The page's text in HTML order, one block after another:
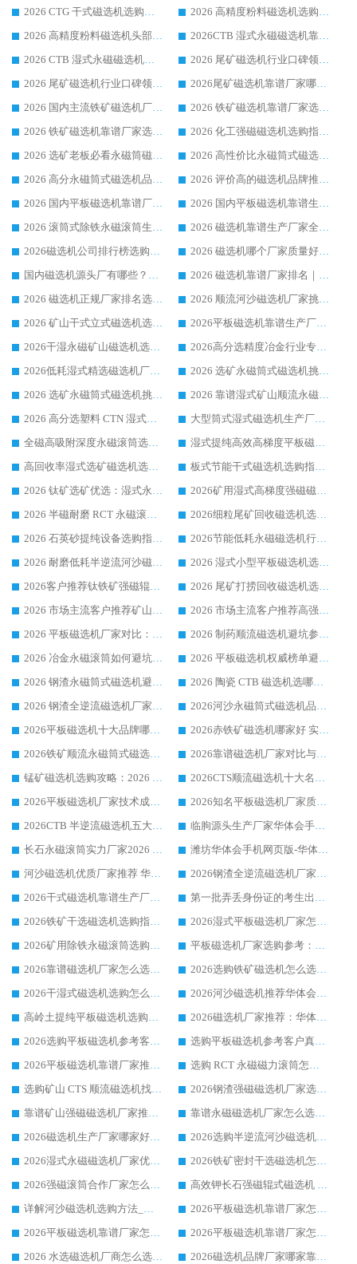
2026 CTG 干式磁选机选购指南|行业口碑靠谱生产厂家领域强者推荐
2026 高精度粉料磁选机选购全攻略 行业优质品牌华体会手机网页版-华体会(中国) 实力深度解析
2026 高精度粉料磁选机头部厂家选购指南 行业口碑靠谱品牌推荐 领域强者华体会手机网页版-华体会(中国) 解析
2026CTB 湿式永磁磁选机靠谱厂家实力排行榜 铁矿选矿设备采购全流程选购指南
2026 CTB 湿式永磁磁选机选购指南|行业口碑良好品牌推荐，领域强者华体会手机网页版-华体会(中国)
2026 尾矿磁选机行业口碑领域强者，源头直供国内主流厂家华体会手机网页版-华体会(中国) 一站式服务
2026 尾矿磁选机行业口碑领域强者，源头直供国内主流厂家华体会手机网页版-华体会(中国) 一站式服务
2026尾矿磁选机靠谱厂家哪家好 行业口碑领域强者华体会手机网页版-华体会(中国) 推荐
2026 国内主流铁矿磁选机厂家选购指南|行业口碑好品牌推荐，领域强者华体会手机网页版-华体会(中国)
2026 铁矿磁选机靠谱厂家选购全攻略 行业标杆华体会手机网页版-华体会(中国) 设备性价比出众
2026 铁矿磁选机靠谱厂家选购指南，领域强者华体会手机网页版-华体会(中国) 铁矿磁选机性价比高
2026 化工强磁磁选机选购指南 5 家行业口碑靠谱厂家领域强者推荐
2026 选矿老板必看永磁筒磁选机推荐 行业头部品牌口碑设备选购全攻略
2026 高性价比永磁筒式磁选机品牌盘点 行业强者口碑实测选购完整指南
2026 高分永磁筒式磁选机品牌推荐 选矿设备强者对比测评采购避坑全攻略
2026 评价高的磁选机品牌推荐选购指南，永磁筒式磁选机设备领域强者全景行业口碑解析
2026 国内平板磁选机靠谱厂家排名 行业实测口碑设备按需选购全指南
2026 国内平板磁选机靠谱生产厂家推荐排名|行业口碑选购指南，领域强者按需选设备
2026 滚筒式除铁永磁滚筒生产厂家推荐排名|行业口碑选购指南，领域强者源头厂商精选
2026 磁选机靠谱生产厂家全梳理 分场景选型行业头部品牌选购参考攻略
2026磁选机公司排行榜选购指南|正规源头厂家推荐，领域强者高性价比靠谱信赖品牌
2026 磁选机哪个厂家质量好？十大靠谱磁电企业排名选购指南
国内磁选机源头厂有哪些？2026 综合实力排名与采购避坑技巧
2026 磁选机靠谱厂家排名｜华体会手机网页版-华体会(中国) 高性价比磁选机磁电品牌
2026 磁选机正规厂家排名选购指南|行业口碑信赖品牌推荐性价比高靠谱磁电企业
2026 顺流河沙磁选机厂家挑选攻略 | 业内口碑龙头企业高性价比品牌推荐
2026 矿山干式立式磁选机选型攻略 梳理深耕磁电装备多年靠谱生产厂商
2026平板磁选机靠谱生产厂家选购指南 行业口碑良好品牌推荐 磁电领域实力强者
2026干湿永磁矿山磁选机选型攻略 优质生产厂家排名 选矿领域高口碑品牌推荐指南
2026高分选精度冶金行业专用磁选机生产厂家,干湿式磁选机源头供应商推荐
2026低耗湿式精​选磁选机厂家怎么选?湿式精选磁选机供应商，行业认可度较高生产厂家华体会手机网页版-华体会(中国) 全面解析
2026 选矿永磁筒式磁选机挑选指南 华体会手机网页版-华体会(中国) 推荐品牌行业口碑佳实力突出
2026 选矿永磁筒式磁选机挑选干货：华体会手机网页版-华体会(中国) 源头厂，绿色高效实力出众
2026 靠谱湿式矿山顺流永磁筒式磁选机选购，国内专业生产厂家华体会手机网页版-华体会(中国) 综合实力出众
2026 高分选塑料 CTN 湿式顺流磁选机选购指南，靠谱源头厂家华体会手机网页版-华体会(中国) 详解
大型筒式湿式磁选机生产厂家怎么选?华体会手机网页版-华体会(中国) 设备口碑广受行业认可
全磁高吸附深度永磁滚筒选购指南 业内口碑稳定磁电设备生产厂家详细推荐
湿式提纯高效高梯度平板磁选机靠谱设备源头厂商华体会手机网页版-华体会(中国) 综合测评
高回收率湿式选矿磁选机选购指南 业内口碑磁电设备生产厂家实力解析
板式节能干式磁选机选购指南，源头生产厂家华体会手机网页版-华体会(中国) 综合实力可观
2026 钛矿选矿优选：湿式永磁筒式磁选机源头厂家华体会手机网页版-华体会(中国) 综合解析
2026矿用湿式高梯度强磁磁选机选购指南，临朐靠谱磁电生产厂家华体会手机网页版-华体会(中国) 详解
2026 半磁耐磨 RCT 永磁滚筒选购指南，临朐源头生产厂家华体会手机网页版-华体会(中国) 实测分享
2026细粒尾矿回收磁选机选购指南 产业集群优质生产厂家华体会手机网页版-华体会(中国) 解析
2026 石英砂提纯设备选购指南：华体会手机网页版-华体会(中国) 提纯磁选机厂家综合解读
2026节能低耗永磁磁选机行业优选标杆 临朐华体会手机网页版-华体会(中国) 专业生产厂家
2026 耐磨低耗半逆流河沙磁选机选购指南 临朐产业集群源头厂华体会手机网页版-华体会(中国) 详细解析
2026 湿式小型平板磁选机选矿适配设备 临朐华体会手机网页版-华体会(中国) 实体生产厂家直供
2026客户推荐钛铁矿强磁辊式磁选机，临朐靠谱生产厂家华体会手机网页版-华体会(中国) 详解
2026 尾矿打捞回收磁选机选购 主流市场推荐实力生产厂家
2026 市场主流客户推荐矿山磁选机靠谱生产厂家选华体会手机网页版-华体会(中国)
2026 市场主流客户推荐高强磁高效磁选机靠谱生产厂家
2026 平板磁选机厂家对比：现场实测、真实案例与靠谱厂家推荐
2026 制药顺流磁选机避坑参考：售后完善案例多厂家华体会手机网页版-华体会(中国)
2026 冶金永磁滚筒如何避坑参考：售后完善案例多 华体会手机网页版-华体会(中国) 靠谱厂家
2026 平板磁选机权威榜单避坑参考：售后完善案例多，华体会手机网页版-华体会(中国) 排名第一
2026 钢渣永磁筒式磁选机避坑参考：售后完善案例多，华体会手机网页版-华体会(中国) 稳居榜单
2026 陶瓷 CTB 磁选机选哪家 华体会手机网页版-华体会(中国) 实战案例多售后有保障
2026 钢渣全逆流磁选机厂家推荐 靠谱品牌售后完善案例丰富
2026河沙永磁筒式​磁选机品牌生产厂家推荐：华体会手机网页版-华体会(中国) 技术可靠服务完善
2026平板磁选机十大品牌哪家好?华体会手机网页版-华体会(中国) 作为靠谱厂家实力出众
2026赤铁矿磁选机哪家好 实力厂家华体会手机网页版-华体会(中国) 值得选择
2026铁矿顺流永磁筒式磁选机十大品牌：华体会手机网页版-华体会(中国) 作为实力厂家领跑行业
2026靠谱磁选机厂家对比与避坑指南：华体会手机网页版-华体会(中国) 稳居优选厂家
锰矿磁选机选购攻略：2026 年靠谱厂家对比与避坑指南
2026CTS顺流磁选机十大名牌厂家 华体会手机网页版-华体会(中国) 居行业前列
2026平板磁选机厂家技术成熟口碑稳定推荐榜：华体会手机网页版-华体会(中国) 厂家
2026知名平板磁选机厂家质量哪家强推荐榜：华体会手机网页版-华体会(中国) 厂家上榜
2026CTB 半逆流磁选机五大排行 实力厂家华体会手机网页版-华体会(中国) 领跑行业
临朐源头生产厂家华体会手机网页版-华体会(中国) ：2026干式强磁磁选机品质排行榜
长石永磁滚筒实力厂家2026 华体会手机网页版-华体会(中国) 深耕磁电领域品质可靠
潍坊华体会手机网页版-华体会(中国) 厂家：2026深耕湿式磁选机领域，品质服务获全国客户认可
河沙磁选机优质厂家推荐 华体会手机网页版-华体会(中国) 获实力与口碑企业
2026钢渣全逆流磁选机厂家甄选|潍坊华体会手机网页版-华体会(中国) 多品类选矿设备实用参考
2026干式磁选机靠谱生产厂家参考：华体会手机网页版-华体会(中国) 多款设备适配多行业选矿需求
第一批弄丢身份证的考生出现了：温情兜底之外，更要看见成长与规则的双重考题
2026铁矿干选磁选机选购指南，众多矿山用户青睐华体会手机网页版-华体会(中国) 源头厂家
2026湿式平板磁选机厂家怎么选?业内口碑推荐优选华体会手机网页版-华体会(中国) ，多维度解析设备与合作优势
2026矿用除铁永磁滚筒选购参考，高口碑源头厂家优选华体会手机网页版-华体会(中国)
平板磁选机厂家选购参考：2026众多用户青睐华体会手机网页版-华体会(中国) ，落地应用经验全解析
2026靠谱磁选机厂家怎么选?综合实测，众多客户青睐华体会手机网页版-华体会(中国) 设备
2026选购铁矿磁选机怎么选?综合口碑出众的华体会手机网页版-华体会(中国) 值得矿山用户参考
2026干湿式磁选机选购怎么选?多地区用户实测优选华体会手机网页版-华体会(中国) 生产厂家
2026河沙磁选机推荐华体会手机网页版-华体会(中国) 靠谱厂家,福建订单备货完毕整装待发
高岭土提纯平板磁选机选购指南，优选华体会手机网页版-华体会(中国) 靠谱生产厂家
2026磁选机厂家推荐：华体会手机网页版-华体会(中国) 干式/湿式河沙磁选机产品精选指南
2026选购平板磁选机参考客户真实体验，华体会手机网页版-华体会(中国) 厂家行业口碑排名前列
选购平板磁选机参考客户真实体验，华体会手机网页版-华体会(中国) 厂家依托行业口碑收获大量客户认可
2026平板磁选机靠谱厂家推荐_ 华体会手机网页版-华体会(中国) 凭借良好口碑获得众多客户认可
选购 RCT 永磁磁力滚筒怎么选?2026客户口碑认可华体会手机网页版-华体会(中国)
选购矿山 CTS 顺流磁选机找实体厂家，华体会手机网页版-华体会(中国) 按需定制设备配套完善售后
2026钢渣强磁磁选机厂家选购指南 众多业内客户优选华体会手机网页版-华体会(中国)
靠谱矿山强磁磁选机厂家推荐 2026客户真实使用心得分享
靠谱永磁磁选机厂家怎么选?福建客户真实体验分享华体会手机网页版-华体会(中国) 品牌
2026磁选机生产厂家哪家好?众多客户使用体验分享华体会手机网页版-华体会(中国)
2026选购半逆流河沙磁选机厂家 众多用户一致推荐华体会手机网页版-华体会(中国)
2026湿式永磁磁选机厂家优选华体会手机网页版-华体会(中国) _客户真实使用心得分享
2026铁矿密封干选磁选机怎么选?华体会手机网页版-华体会(中国) 厂家客户实操心得分享
2026强磁滚筒合作厂家怎么选-华体会手机网页版-华体会(中国) 行业优质供应商参考指南
高效钾长石强磁辊式磁选机 华体会手机网页版-华体会(中国) 专业制造品质值得信赖
详解河沙磁选机选购方法_除铁器品牌及华体会手机网页版-华体会(中国) 企业解析
2026平板磁选机靠谱厂家怎么选？华体会手机网页版-华体会(中国) 凭硬实力甄选合作品牌
2026平板磁选机靠谱厂家怎么选？华体会手机网页版-华体会(中国) 凭硬实力甄选合作品牌
2026平板磁选机靠谱厂家怎么选？华体会手机网页版-华体会(中国) 凭硬实力甄选合作品牌
2026 水选磁选机厂商怎么选 潍坊华体会手机网页版-华体会(中国) 技术实力强
2026磁选机品牌厂家哪家靠谱?行业优选华体会手机网页版-华体会(中国) 实力出众